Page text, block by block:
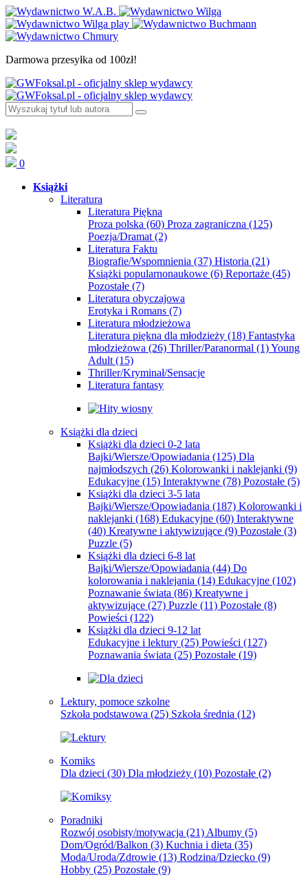
Darmowa przesyłka od 100zł!
0
Książki
Literatura
Literatura Piękna
Proza polska (60) Proza zagraniczna (125)
Poezja/Dramat (2)
Literatura Faktu
Biografie/Wspomnienia (37) Historia (21)
Książki popularnonaukowe (6) Reportaże (45)
Pozostałe (7)
Literatura obyczajowa
Erotyka i Romans (7)
Literatura młodzieżowa
Literatura piękna dla młodzieży (18) Fantastyka
młodzieżowa (26) Thriller/Paranormal (1)Young
Adult (15)
Thriller/Kryminał/Sensacje
Literatura fantasy
Książki dla dzieci
Książki dla dzieci 0-2 lata
Bajki/Wiersze/Opowiadania (125) Dla
najmłodszych (26) Kolorowanki i naklejanki (9)
Edukacyjne (15) Interaktywne (78) Pozostałe (5)
Książki dla dzieci 3-5 lata
Bajki/Wiersze/Opowiadania (187) Kolorowanki i
naklejanki (168) Edukacyjne (60) Interaktywne
(40) Kreatywne i aktywizujące (9) Pozostałe (3)
Puzzle (5)
Książki dla dzieci 6-8 lat
Bajki/Wiersze/Opowiadania (44) Do
kolorowania i naklejania (14) Edukacyjne (102)
Poznawanie świata (86) Kreatywne i
aktywizujące (27) Puzzle (11) Pozostałe (8)
Powieści (122)
Książki dla dzieci 9-12 lat
Edukacyjne i lektury (25) Powieści (127)
Poznawania świata (25) Pozostałe (19)
Lektury, pomoce szkolne
Szkoła podstawowa (25) Szkoła średnia (12)
Komiks
Dla dzieci (30) Dla młodzieży (10) Pozostałe (2)
Poradniki
Rozwój osobisty/motywacja (21) Albumy (5)
Dom/Ogród/Balkon (3) Kuchnia i dieta (35)
Moda/Uroda/Zdrowie (13) Rodzina/Dziecko (9)
Hobby (25) Pozostałe (9)